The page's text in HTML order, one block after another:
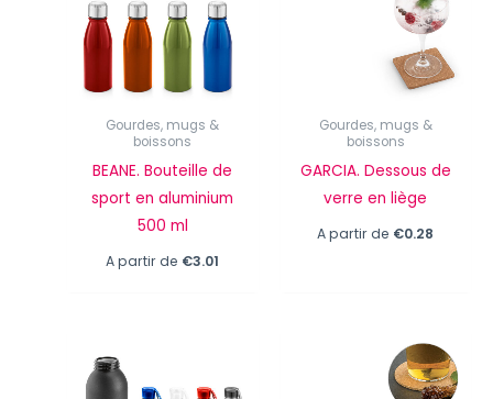
Gourdes, mugs &
boissons
BEANE. Bouteille de
sport en aluminium
500 ml
A partir de €3.01
Gourdes, mugs &
boissons
GARCIA. Dessous de
verre en liège
A partir de €0.28